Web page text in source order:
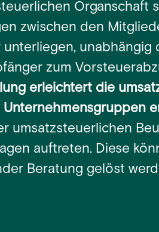
Organschaft
zwischen den
unterliegen, unabhängig
zum
erleichtert die
umsatzsteuerlichen
auftreten. Diese
Beratung gelöst